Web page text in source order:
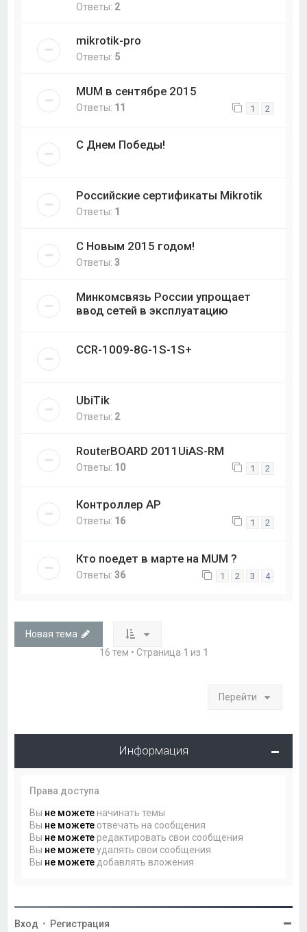
Ответы: 2
mikrotik-pro
Ответы: 5
MUM в сентябре 2015
Ответы: 11 1 2
С Днем Победы!
Российские сертификаты Mikrotik
Ответы: 1
С Новым 2015 годом!
Ответы:3
Минкомсвязь России упрощает
ввод сетей в эксплуатацию
CCR-1009-8G-1S-1S+
UbiTik
Ответы: 2
RouterBOARD 2011UiAS-RM
Ответы: 10 1 2
Контроллер AP
Ответы: 16 1 2
Кто поедет в марте на MUM ?
Ответы:36 1 2 3 4
Новая тема
16 тем • Страница 1 из 1
Перейти
Информация
Права доступа
Вы не можете начинать темы
Вы не можете отвечать на сообщения
Вы не можете редактировать свои сообщения
Вы не можетеудалять свои сообщения
Вы не можете добавлять вложения
Вход • Регистрация